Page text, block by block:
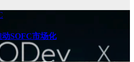
SOFC市场化